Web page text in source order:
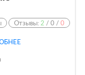
Отзывы: 2 /0 /0